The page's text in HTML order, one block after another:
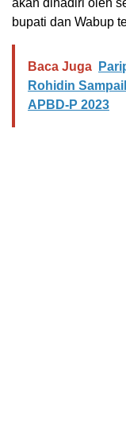
akan dihadiri oleh
bupati dan Wabup
Baca Juga
Rohidin
APBD-P 2023